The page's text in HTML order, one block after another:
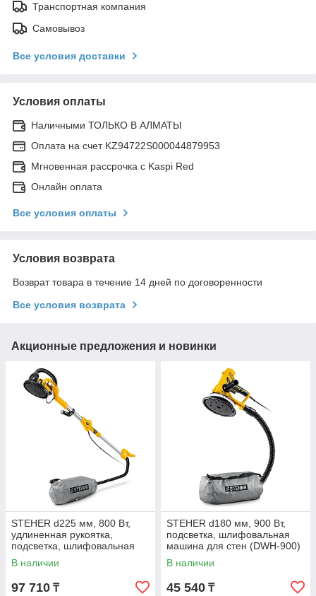
Транспортная компания
Самовывоз
Все условия доставки
Условия оплаты
Наличными ТОЛЬКО В АЛМАТЫ
Оплата на счет KZ94722S000044879953
Мгновенная рассрочка с Kaspi Red
Онлайн оплата
Все условия оплаты
Условия возврата
Возврат товара в течение 14 дней по договоренности
Все условия возврата
Акционные предложения и новинки
STEHER d225 мм, 800 Вт,
удлиненная рукоятка,
подсветка, шлифовальная
машина для стен (жираф)
(DWL-800)
В наличии
97 710 ₸
STEHER d180 мм, 900 Вт,
подсветка, шлифовальная
машина для стен (DWH-900)
В наличии
45 540 ₸